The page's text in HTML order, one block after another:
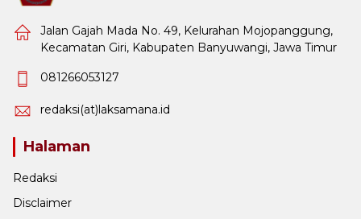
Jalan Gajah Mada No. 49, Kelurahan Mojopanggung,
Kecamatan Giri, Kabupaten Banyuwangi, Jawa Timur
081266053127
redaksi(at)laksamana.id
Halaman
Redaksi
Disclaimer